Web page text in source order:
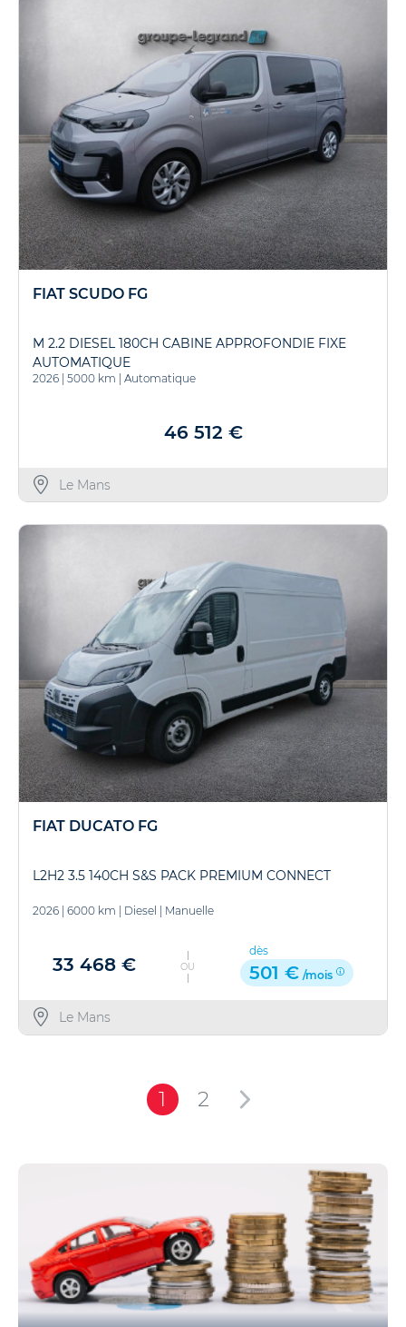
FIAT SCUDO FG
M 2.2 DIESEL 180CH CABINE APPROFONDIE FIXE
AUTOMATIQUE
2026 | 5000 km | Automatique
46 512 €
Le Mans
FIAT DUCATO FG
L2H2 3.5 140CH S&S PACK PREMIUM CONNECT
2026 6000 km Diesel Manuelle
33 468 € OU
dès
501 € /mois
Le Mans
1 2